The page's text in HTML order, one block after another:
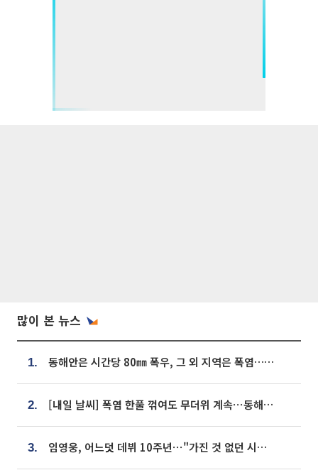
많이 본 뉴스
1. 동해안은 시간당 80㎜ 폭우, 그 외 지역은 폭염…‘극과 극 날씨’
2. [내일 날씨] 폭염 한풀 꺾여도 무더위 계속⋯동해안 이틀 연속 비
3. 임영웅, 어느덧 데뷔 10주년⋯"가진 것 없던 시절, 내 앞엔 20명의 팬뿐"